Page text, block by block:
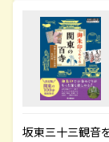
坂東三十三観音